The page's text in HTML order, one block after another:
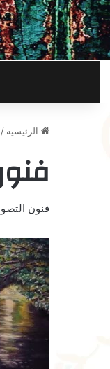
الرئيسية /
فنون